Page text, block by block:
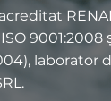
ISO
laborator